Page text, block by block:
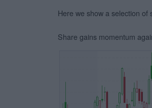
Here we show a selection
Share gains momentum